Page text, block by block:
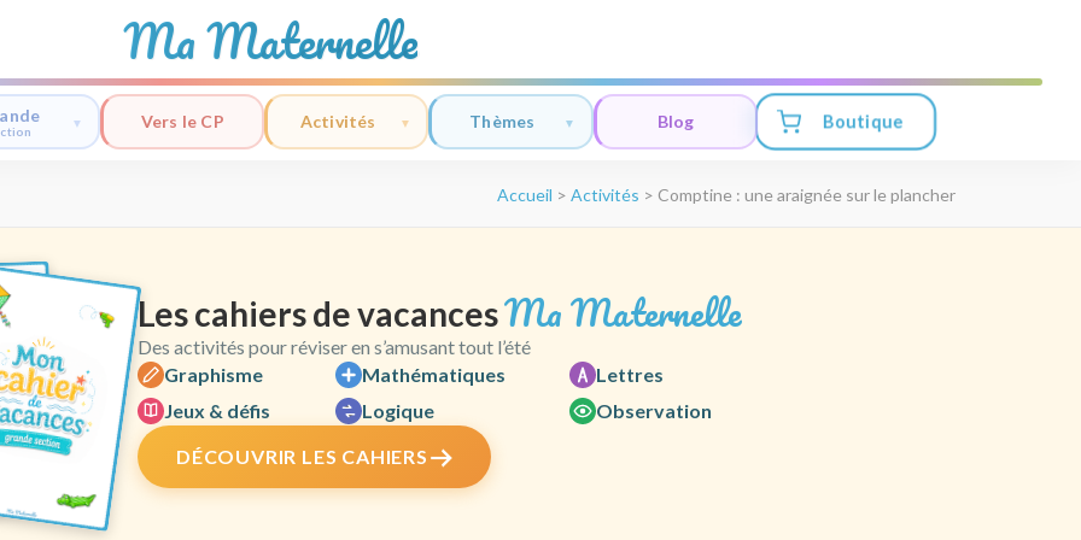
Ma Maternelle
Vers le CP Activités Thèmes Blog Boutique
Accueil > Activités > Comptine : une araignée sur le plancher
Les cahiers de vacancesMa Maternelle
Des activités pour réviser en s’amusant tout l’été
Graphisme
Mathématiques
Lettres
Jeux & défis
Logique
Observation
DÉCOUVRIR LES CAHIERS